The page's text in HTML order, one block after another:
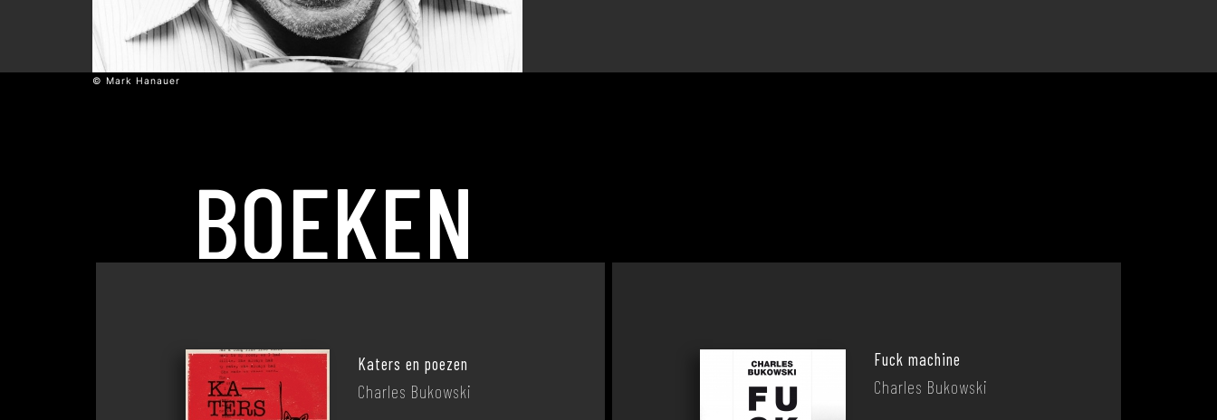
© Mark Hanauer
BOEKEN
Katers en poezen
Charles Bukowski
Fuck machine
Charles Bukowski